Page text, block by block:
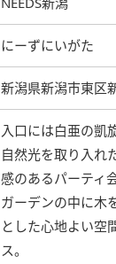
にーずにいがた
新潟県新潟市東区
入口には白亜の凱
自然光を取り入れ
感のあるパーティ
ガーデンの中に木
とした心地よい空
ス。